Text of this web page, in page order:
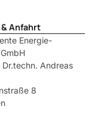
Anfahrt
Energie-
Andreas
8